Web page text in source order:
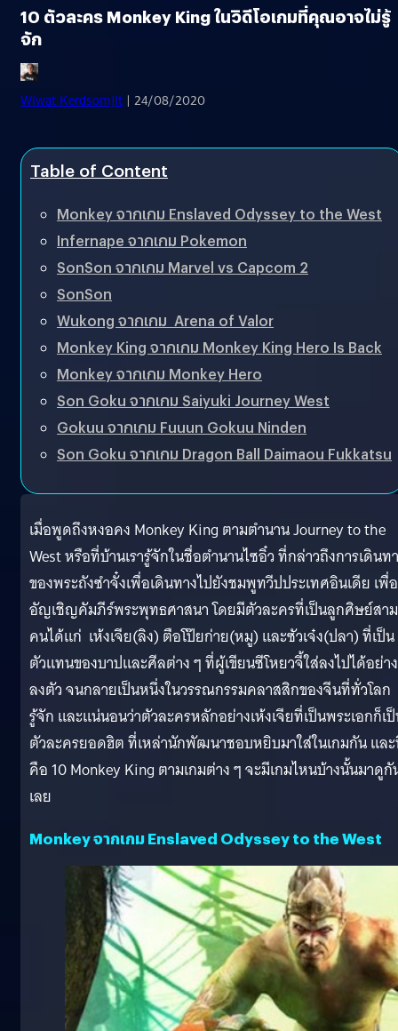
10 ตัวละคร Monkey King ในวิดีโอเกมที่คุณอาจไม่รู้
จัก
Wiwat Kerdsomjit | 24/08/2020
Table of Content
Monkey จากเกม Enslaved Odyssey to the West
Infernape จากเกม Pokemon
SonSon จากเกม Marvel vs Capcom 2
SonSon
Wukong จากเกม Arena of Valor
Monkey King จากเกม Monkey King Hero Is Back
Monkey จากเกม Monkey Hero
Son Goku จากเกม Saiyuki Journey West
Gokuu จากเกม Fuuun Gokuu Ninden
Son Goku จากเกม Dragon Ball Daimaou Fukkatsu
เมื่อพูดถึงหงอคง Monkey King ตามตำนาน Journey to the
West หรือที่บ้านเรารู้จักในชื่อตำนานไซอิ๋ว ที่กล่าวถึงการเดินท
ของพระถังซำจั๋งเพื่อเดินทางไปยังชมพูทวีปประเทศอินเดีย เพื่อ
อัญเชิญคัมภีร์พระพุทธศาสนา โดยมีตัวละครที่เป็นลูกศิษย์สาม
คนได้แก่ เห้งเจีย(ลิง) ตือโป๊ยก่าย(หมู) และซัวเจ๋ง(ปลา) ที่เป็น
ตัวแทนของบาปและศีลต่าง ๆ ที่ผู้เขียนซีโหยวจี้ใส่ลงไปได้อย่าง
ลงตัว จนกลายเป็นหนึ่งในวรรณกรรมคลาสสิกของจีนที่ทั่วโลก
รู้จัก และแน่นอนว่าตัวละครหลักอย่างเห้งเจียที่เป็นพระเอกก็เ
ตัวละครยอดฮิต ที่เหล่านักพัฒนาชอบหยิบมาใส่ในเกมกัน แล
คือ 10 Monkey King ตามเกมต่าง ๆ จะมีเกมไหนบ้างนั้นมาดูกั
เลย
Monkey จากเกม Enslaved Odyssey to the West